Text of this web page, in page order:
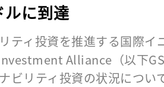
に到達
ティ投資を推進する国際イ
Alliance（以下
ビリティ投資の状況につ